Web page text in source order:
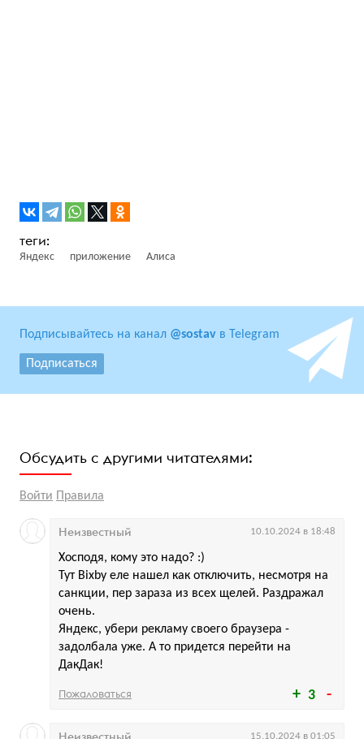
Яндекс приложение Алиса
Подписывайтесь на канал @sostav в Telegram
Подписаться
Обсудить с другими читателями:
Войти Правила
3
Хосподя, кому это надо? :)
Тут Bixby еле нашел как отключить, несмотря на
санкции, пер зараза из всех щелей. Раздражал
очень.
Яндекс, убери рекламу своего браузера -
задолбала уже. А то придется перейти на
ДакДак!
Неизвестный 10.10.2024 в 18:48
Пожаловаться
15.10.2024 в 01:05